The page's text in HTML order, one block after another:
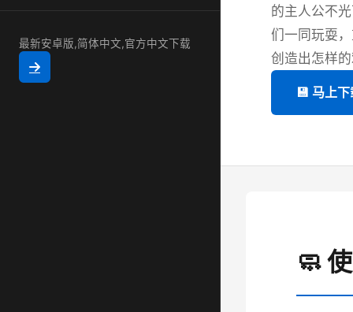
最新安卓版,简体中文,官方中文下载
的主人公不
们一同玩耍
创造出怎样
💾 马上下
🧼